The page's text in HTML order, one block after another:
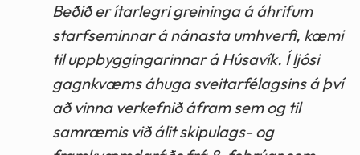
Beðið er ítarlegri greininga á áhrifum
starfseminnar á nánasta umhverfi, kæmi
til uppbyggingarinnar á Húsavík. Í ljósi
gagnkvæms áhuga sveitarfélagsins á því
að vinna verkefnið áfram sem og til
samræmis við álit skipulags- og